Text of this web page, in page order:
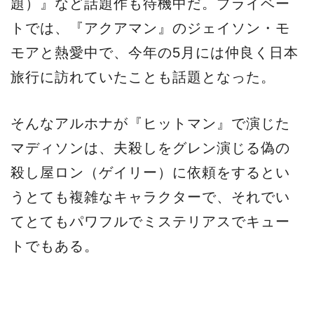
題）』など話題作も待機中だ。プライベー
トでは、『アクアマン』のジェイソン・モ
モアと熱愛中で、今年の5月には仲良く日本
旅行に訪れていたことも話題となった。
そんなアルホナが『ヒットマン』で演じた
マディソンは、夫殺しをグレン演じる偽の
殺し屋ロン（ゲイリー）に依頼をするとい
うとても複雑なキャラクターで、それでい
てとてもパワフルでミステリアスでキュー
トでもある。